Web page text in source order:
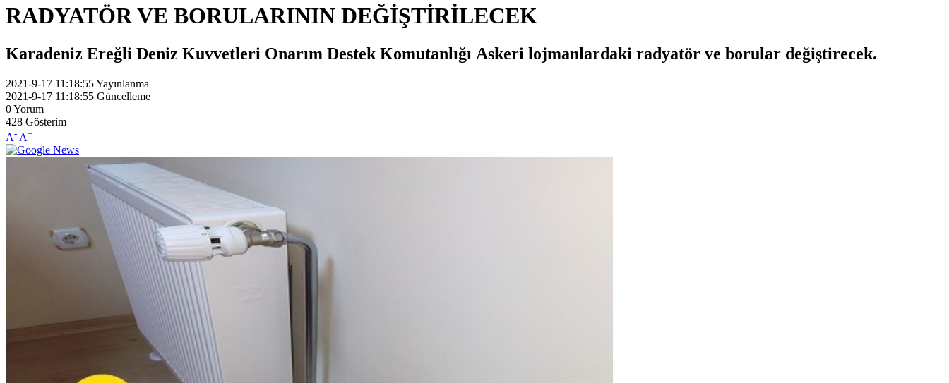
RADYATÖR VE BORULARININ DEĞİŞTİRİLECEK
Karadeniz Ereğli Deniz Kuvvetleri Onarım Destek Komutanlığı Askeri lojmanlardaki radyatör ve borular değiştirecek.
2021-9-17 11:18:55Yayınlanma
2021-9-17 11:18:55 Güncelleme
0Yorum
428 Gösterim
A- A+